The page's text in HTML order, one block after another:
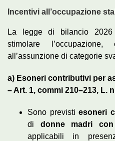
Incentivi all’occupazione
La legge di bilancio
stimolare
all’assunzione di categorie
a) Esoneri contributivi per
– Art. 1, commi 210–213, L.
Sono previstiesoneri
di donne madri
applicabili in